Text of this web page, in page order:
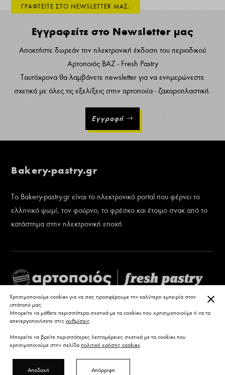
ΓΡΑΦΤΕΙΤΕ ΣΤΟ NEWSLETTER ΜΑΣ:
Εγγραφείτε στο Newsletter μας
Αποκτήστε δωρεάν την ηλεκτρονική έκδοση του περιοδικού
Αρτοποιός ΒΑΖ - Fresh Pastry
Ταυτόχρονα θα λαμβάνετε newsletter για να ενημερώνεστε
σχετικά με όλες τις εξελίξεις στην αρτοποιία - ζαχαροπλαστική.
Εγγραφή
Bakery-pastry.gr
Το Bakery-pastry.gr είναι το ηλεκτρονικό portal που φέρνει το
ελληνικό ψωμί, τον φούρνο, το φρέσκο και έτοιμο σνακ από το
κατάστημα στην ηλεκτρονική εποχή.
Χρησιμοποιούμε cookies για να σας προσφέρουμε την καλύτερη εμπειρία στον
ιστότοπό μας.
Μπορείτε να μάθετε περισσότερα σχετικά με τα cookies που χρησιμοποιούμε ή να τα
απενεργοποιήσετε στις ρυθμίσεις.
Μπορείτε να βρείτε περισσότερες λεπτομέρειες σχετικά με τα cookies που
χρησιμοποιούμε στην σελίδα πολιτική χρήσης cookies.
Αποδοχή Απόρριψη